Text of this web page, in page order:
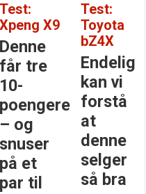
Test:
Xpeng X9
Denne
får tre
10-
poengere
– og
snuser
på et
par til
Test:
Toyota
bZ4X
Endelig
kan vi
forstå
at
denne
selger
så bra